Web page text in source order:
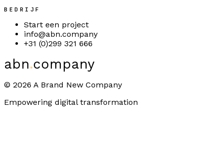
BEDRIJF
Start een project
info@abn.company
+31 (0)299 321 666
abn.company
© 2026 A Brand New Company
Empowering digital transformation